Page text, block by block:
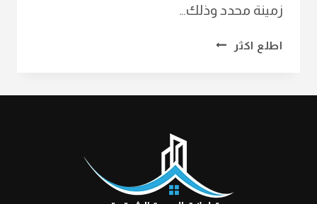
زمينة محدد وذلك…
اطلع اكثر
شركة
ت:
تكلفة